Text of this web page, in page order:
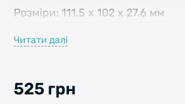
Розміри: 111.5 х 102 х 27.6 мм
Матеріал корпусу: Алюміній
Читати далі
525 грн